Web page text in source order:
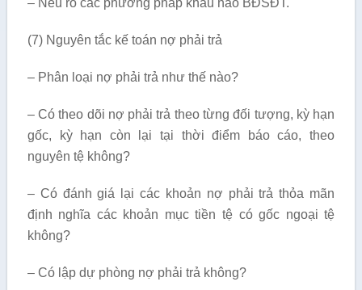
– Nêu rõ các phương pháp khấu hao BĐSĐT.
(7) Nguyên tắc kế toán nợ phải trả
– Phân loại nợ phải trả như thế nào?
– Có theo dõi nợ phải trả theo từng đối tượng, kỳ hạn
gốc, kỳ hạn còn lại tại thời điểm báo cáo, theo
nguyên tệ không?
– Có đánh giá lại các khoản nợ phải trả thỏa mãn
định nghĩa các khoản mục tiền tệ có gốc ngoại tệ
không?
– Có lập dự phòng nợ phải trả không?